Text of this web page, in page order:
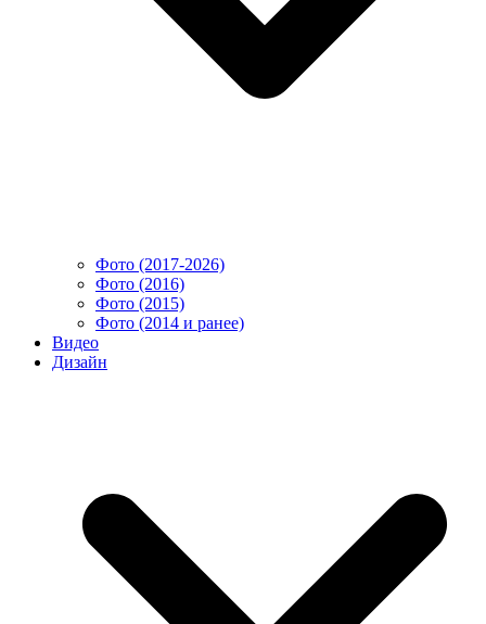
Фото (2017-2026)
Фото (2016)
Фото (2015)
Фото (2014 и ранее)
Видео
Дизайн